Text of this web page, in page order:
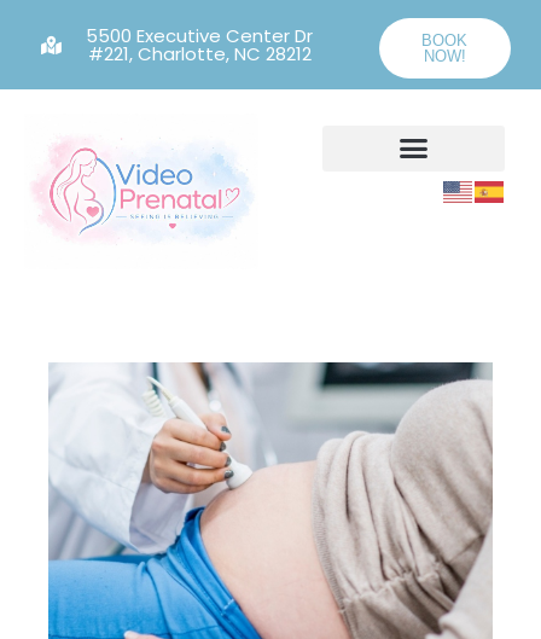
5500 Executive Center Dr
#221, Charlotte, NC 28212
BOOK
NOW!